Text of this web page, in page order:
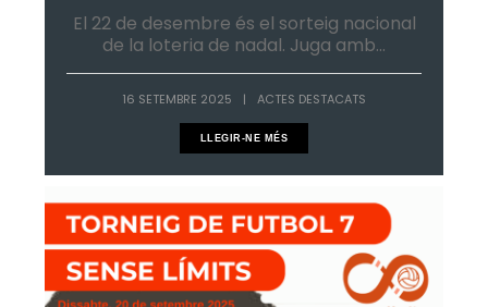
El 22 de desembre és el sorteig nacional
de la loteria de nadal. Juga amb...
16 SETEMBRE 2025 | ACTES DESTACATS
LLEGIR-NE MÉS